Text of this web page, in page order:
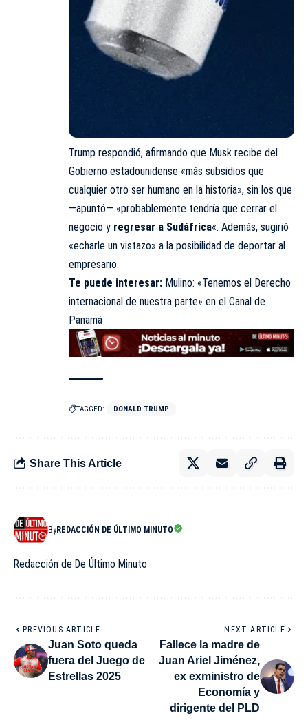
Trump respondió, afirmando que Musk recibe del
Gobierno estadounidense «más subsidios que
cualquier otro ser humano en la historia», sin los que
—apuntó— «probablemente tendría que cerrar el
negocio y regresar a Sudáfrica«. Además, sugirió
«echarle un vistazo» a la posibilidad de deportar al
empresario.
Te puede interesar: Mulino: «Tenemos el Derecho
internacional de nuestra parte» en el Canal de
Panamá
TAGGED: DONALD TRUMP
Share This Article
ByREDACCIÓN DE ÚLTIMO MINUTO
Redacción de De Último Minuto
PREVIOUS ARTICLE
Juan Soto queda
fuera del Juego de
Estrellas 2025
NEXT ARTICLE
Fallece la madre de
Juan Ariel Jiménez,
ex exministro de
Economía y
dirigente del PLD